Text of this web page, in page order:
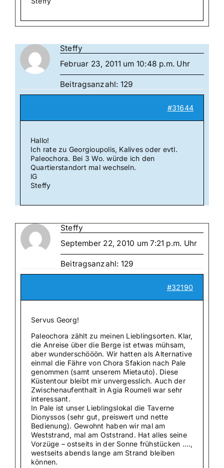
Steffy
Februar 23, 2011 um 10:48 p.m. Uhr
Beitragsanzahl: 129
#31644
Hallo!
Ich rate zu Georgioupolis, Kalives oder evtl.
Paleochora. Bei 3 Wo. würde ich den
Quartierstandort mal wechseln.
lG
Steffy
Steffy
September 22, 2010 um 7:21 p.m. Uhr
Beitragsanzahl: 129
#32190
Servus Georg!
Paleochora zählt zu meinen Lieblingsorten. Klar,
die Anreise über die Berge ist etwas mühsam,
aber wunderschööön. Wir hatten als Alternative
einmal die Fähre von Chora Sfakion nach Pale
genommen (samt unserem Mietauto). Diese
Küstentour bleibt mir unvergesslich. Auch der
Zwischenaufenthalt in Agia Roumeli war sehr
interessant.
In Pale ist unser Lieblingslokal die Taverne
Dionyssos (sehr gut, preiswert und nette
Bedienung). Gewohnt haben wir mal am
Weststrand, mal am Oststrand. Hat alles seine
Vorzüge – ostseits in der Sonne frühstücken ….,
westseits abends lange am Strand bleiben
können.